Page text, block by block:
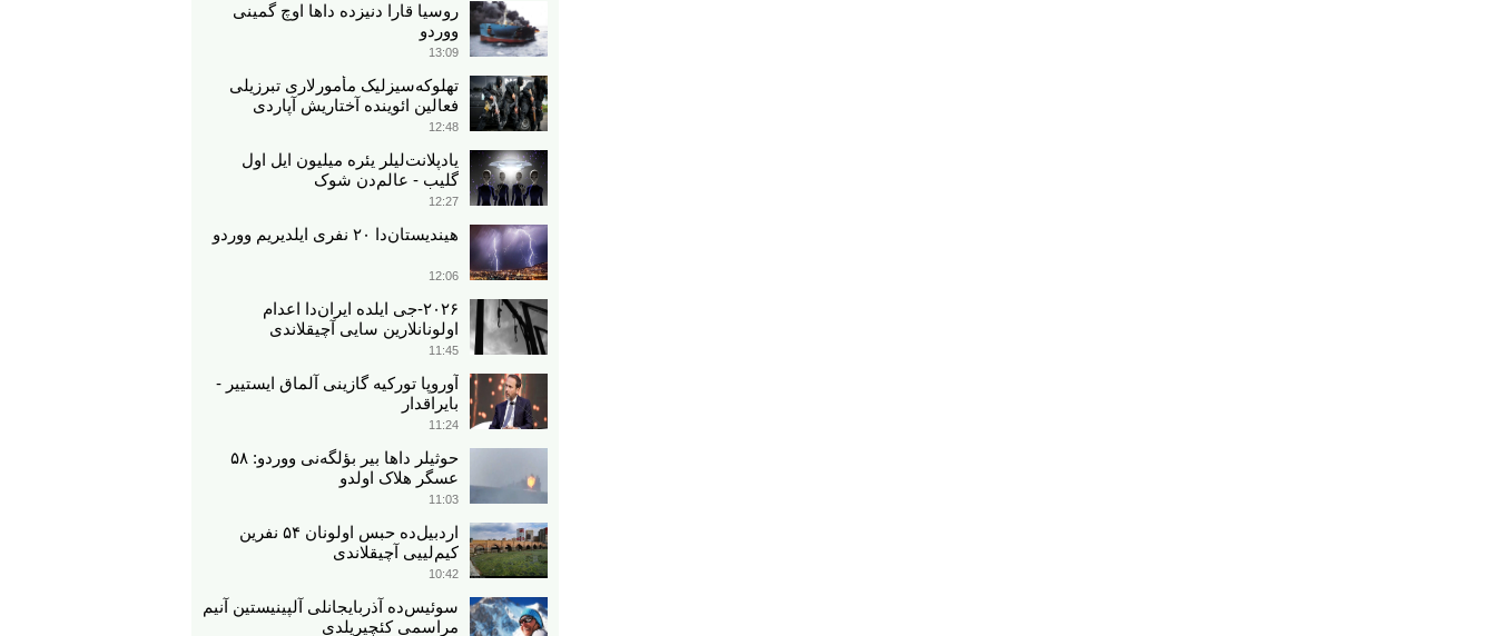
روسیا قارا دنیزده داها اوچ گمینی
ووردو
13:09
تهلوکه‌سیزلیک مأمورلاری تبرزیلی
فعالین ائوینده آختاریش آپاردی
12:48
یادپلانت‌لیلر یئره میلیون ایل اول
گلیب - عالم‌دن شوک
12:27
هیندیستان‌دا ۲۰ نفری ایلدیریم ووردو
12:06
۲۰۲۶-جی ایلده ایران‌دا اعدام
اولونانلارین سایی آچیقلاندی
11:45
آوروپا تورکیه گازینی آلماق ایستییر -
بایراقدار
11:24
حوثیلر داها بیر بؤلگه‌نی ووردو: ۵۸
عسگر هلاک اولدو
11:03
اردبیل‌ده حبس اولونان ۵۴ نفرین
کیم‌لییی آچیقلاندی
10:42
سوئیس‌ده آذربایجانلی آلپینیستین آنیم
مراسمی کئچیریلدی